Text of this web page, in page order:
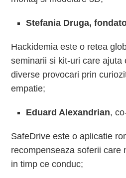
Stefania Druga,
Hackidemia este o retea
seminarii si kit-uri care ajuta
diverse provocari prin
empatie;
Eduard Alexandrian,
SafeDrive este o aplicatie
recompenseaza soferii care
in timp ce conduc;